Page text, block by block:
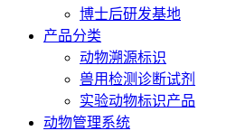
博士后研发基地
产品分类
动物溯源标识
兽用检测诊断试剂
实验动物标识产品
动物管理系统